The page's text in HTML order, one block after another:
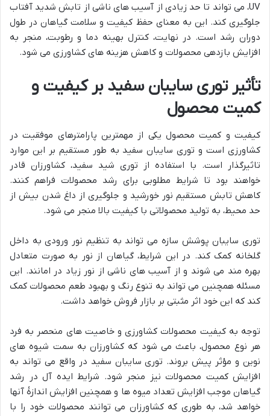
UV، می تواند تا حد زیادی از آسیب های ناشی از تابش شدید آفتاب
جلوگیری کند. این به معنای حفظ کیفیت و سلامت گیاهان در طول
دوران رشد است. در نهایت، کنترل بهینه دما و رطوبت، منجر به
افزایش بازدهی محصولات و کاهش هزینه های کشاورزی می شود.
تأثیر توری سایبان سفید بر کیفیت و
کمیت محصول
کیفیت و کمیت محصول یکی از مهمترین پارامترهای موفقیت در
کشاورزی است و توری سایبان سفید به طور مستقیم بر این موارد
تاثیرگذار است. با استفاده از توری شید سفید، کشاورزان قادر
خواهند بود تا شرایط مطلوبی برای رشد محصولات فراهم کنند.
کاهش تابش مستقیم نور خورشید و جلوگیری از داغ شدن بیش از
حد محیط، به تولید محصولاتی با کیفیت بالا منجر می شود.
توری سایبان پوشش سازه می تواند به تنظیم نور ورودی به داخل
گلخانه کمک کند. در این شرایط، گیاهان از نور به صورت متعادل
بهره مند می شوند و از آسیب های ناشی از نور زیاد در امانند. این
مسئله همچنین می تواند به تنوع رنگ و بهبود طعم محصولات کمک
کند که این خود اثر مثبتی بر بازار فروش خواهد داشت.
توجه به کیفیت محصولات کشاورزی و خاصیت های منحصر به فرد
هر نوع محصول، باعث می شود که کشاورزان به سمت شیوه های
نوین و مؤثر پیش بروند. توری سایبان سفید در واقع می تواند به
افزایش کمیت محصولات نیز منجر شود. شرایط ایده آل در رشد
گیاهان موجب افزایش تعداد میوه ها و همچنین افزایش اندازهٔ آنها
خواهد شد، به طوری که کشاورزان می توانند محصولات خود را با